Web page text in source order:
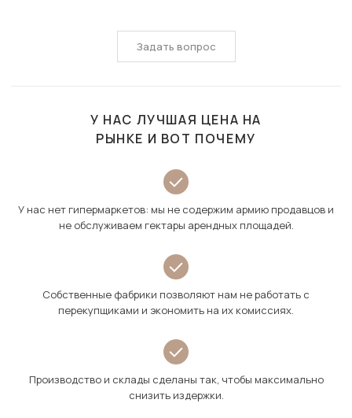
Задать вопрос
У НАС ЛУЧШАЯ ЦЕНА НА
РЫНКЕ И ВОТ ПОЧЕМУ
У нас нет гипермаркетов: мы не содержим армию продавцов и
не обслуживаем гектары арендных площадей.
Собственные фабрики позволяют нам не работать с
перекупщиками и экономить на их комиссиях.
Производство и склады сделаны так, чтобы максимально
снизить издержки.